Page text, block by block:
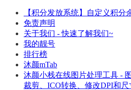
【积分发放系统】自定义积分
免责声明
关于我们 - 快速了解我们~
我的靓号
排行榜
沐颜mTab
沐颜小栈在线图片处理工具 -
裁剪、ICO转换、修改DPI和尺